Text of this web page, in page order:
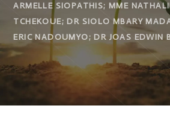
ARMELLE SIOPATHIS; MME
TCHEKOUE; DR SIOLO MBARY
ERIC NADOUMYO; DR JOAS EDWIN